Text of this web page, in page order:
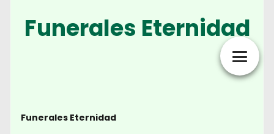
Funerales Eternidad
Funerales Eternidad